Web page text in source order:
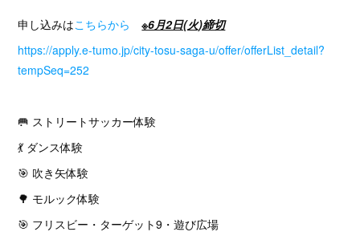
申し込みはこちらから
※6月2日(火)締切
https://apply.e-tumo.jp/city-tosu-saga-u/offer/offerList_detail?
tempSeq=252
🥅 ストリートサッカー体験
💃 ダンス体験
🎯 吹き矢体験
🌳 モルック体験
🎯 フリスビー・ターゲット9・遊び広場